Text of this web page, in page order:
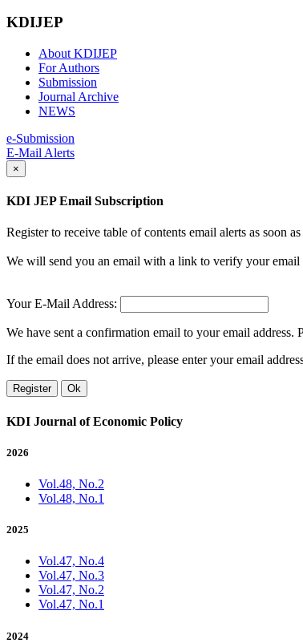
KDIJEP
About KDIJEP
For Authors
Submission
Journal Archive
NEWS
e-Submission
E-Mail Alerts
×
KDI JEP Email Subscription
Register to receive table of contents email alerts as soon
We will send you an email with a link to verify your email
Your E-Mail Address:
We have sent a confirmation email to your email
If the email does not arrive, please enter your email
Register Ok
KDI Journal of Economic Policy
2026
Vol.48, No.2
Vol.48, No.1
2025
Vol.47, No.4
Vol.47, No.3
Vol.47, No.2
Vol.47, No.1
2024